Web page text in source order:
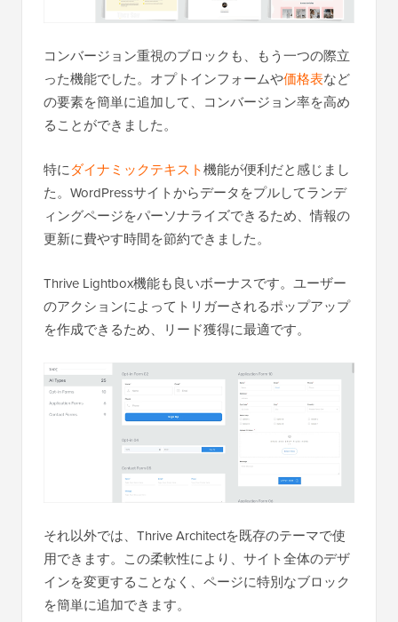
コンバージョン重視のブロックも、もう一つの際立
った機能でした。オプトインフォームや価格表など
の要素を簡単に追加して、コンバージョン率を高め
ることができました。
特にダイナミックテキスト機能が便利だと感じまし
た。WordPressサイトからデータをプルしてランデ
ィングページをパーソナライズできるため、情報の
更新に費やす時間を節約できました。
Thrive Lightbox機能も良いボーナスです。ユーザー
のアクションによってトリガーされるポップアップ
を作成できるため、リード獲得に最適です。
それ以外では、Thrive Architectを既存のテーマで使
用できます。この柔軟性により、サイト全体のデザ
インを変更することなく、ページに特別なブロック
を簡単に追加できます。